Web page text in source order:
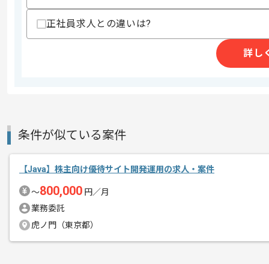
スキルに不安がある方へ
上記に似た経験やスキルをお持ちであれば申
その他募集要項
商談回数
2回
正社員求人との違いは?
詳し
条件が似ている案件
【Java】株主向け優待サイト開発運用の求人・案件
〜800,000 円／月
業務委託
虎ノ門（東京都）